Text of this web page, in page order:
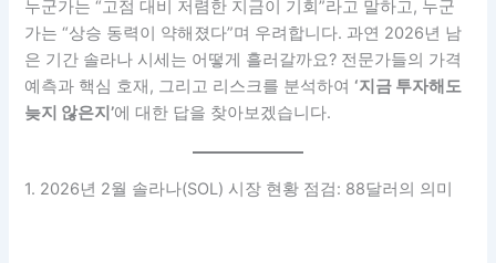
누군가는 “고점 대비 저렴한 지금이 기회”라고 말하고, 누군
가는 “상승 동력이 약해졌다”며 우려합니다. 과연 2026년 남
은 기간 솔라나 시세는 어떻게 흘러갈까요? 전문가들의 가격
예측과 핵심 호재, 그리고 리스크를 분석하여 ‘지금 투자해도
늦지 않은지’에 대한 답을 찾아보겠습니다.
1. 2026년 2월 솔라나(SOL) 시장 현황 점검: 88달러의 의미